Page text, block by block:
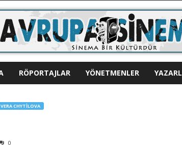
RÖPORTAJLAR YÖNETMENLER
VERA CHYTILOVA
0